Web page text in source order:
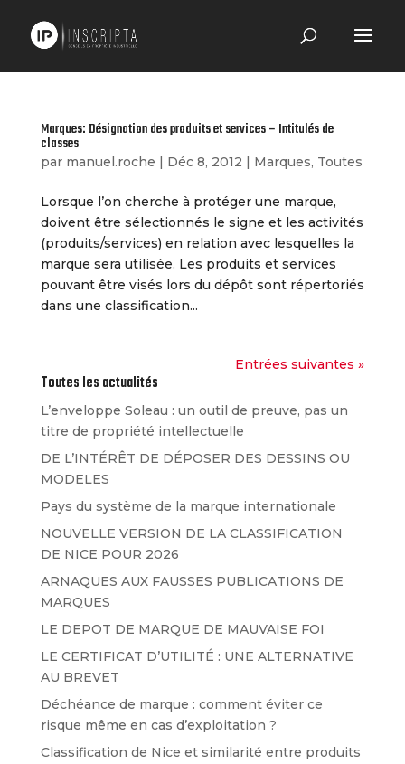
Marques: Désignation des produits et services – Intitulés de
classes
par manuel.roche | Déc 8, 2012 | Marques, Toutes
Lorsque l’on cherche à protéger une marque,
doivent être sélectionnés le signe et les activités
(produits/services) en relation avec lesquelles la
marque sera utilisée. Les produits et services
pouvant être visés lors du dépôt sont répertoriés
dans une classification...
Entrées suivantes »
Toutes les actualités
L’enveloppe Soleau : un outil de preuve, pas un
titre de propriété intellectuelle
DE L’INTÉRÊT DE DÉPOSER DES DESSINS OU
MODELES
Pays du système de la marque internationale
NOUVELLE VERSION DE LA CLASSIFICATION
DE NICE POUR 2026
ARNAQUES AUX FAUSSES PUBLICATIONS DE
MARQUES
LE DEPOT DE MARQUE DE MAUVAISE FOI
LE CERTIFICAT D’UTILITÉ : UNE ALTERNATIVE
AU BREVET
Déchéance de marque : comment éviter ce
risque même en cas d’exploitation ?
Classification de Nice et similarité entre produits